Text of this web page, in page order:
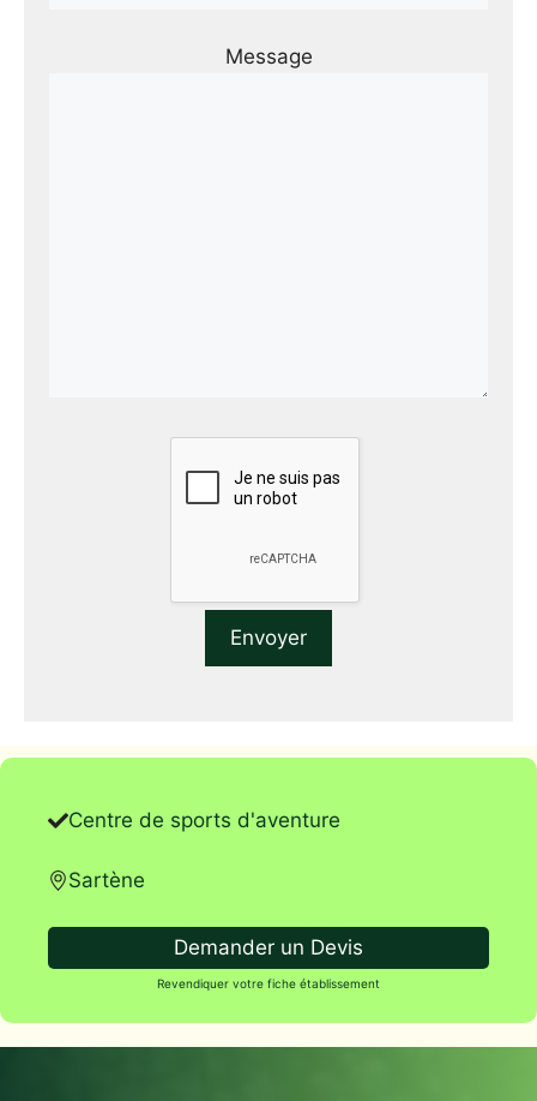
Message
Centre de sports d'aventure
Sartène
Demander un Devis
Revendiquer votre fiche établissement